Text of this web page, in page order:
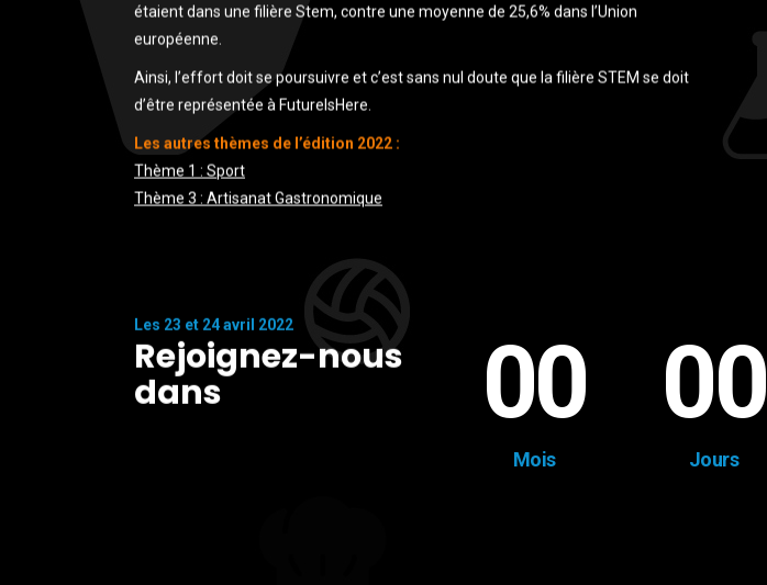
étaient dans une filière Stem, contre une moyenne de 25,6% dans l’Union
européenne.
Ainsi, l’effort doit se poursuivre et c’est sans nul doute que la filière STEM se doit
d’être représentée à FutureIsHere.
Les autres thèmes de l’édition 2022 :
Thème 1 : Sport
Thème 3 : Artisanat Gastronomique
Les 23 et 24 avril 2022
Rejoignez-nous
dans 00
Mois
00
Jours